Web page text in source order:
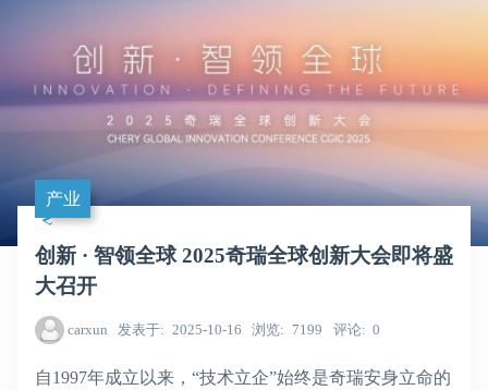
产业
创新 · 智领全球 2025奇瑞全球创新大会即将盛
大召开
carxun 发表于 2025-10-16 浏览 7199 评论 0
自1997年成立以来，“技术立企”始终是奇瑞安身立命的